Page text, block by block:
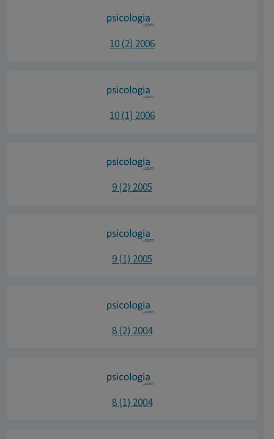
10 (2) 2006
10 (1) 2006
9 (2) 2005
9 (1) 2005
8 (2) 2004
8 (1) 2004